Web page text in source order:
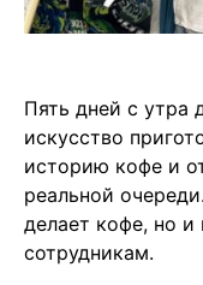
Пять дней с утра
искусство
историю кофе и
реальной
делает кофе, но и
сотрудникам.